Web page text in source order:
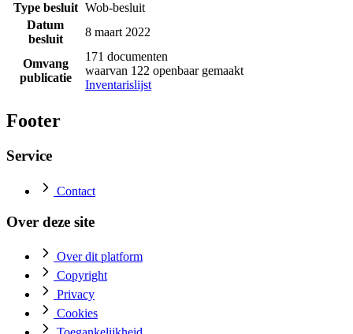
Type besluit Wob-besluit
Datum
besluit
8 maart 2022
Omvang
publicatie
171 documenten
waarvan 122 openbaar gemaakt
Inventarislijst
Footer
Service
Contact
Over deze site
Over dit platform
Copyright
Privacy
Cookies